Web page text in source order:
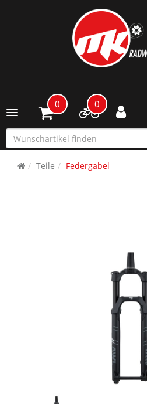
Toggle navigation
0 0
Teile Federgabel